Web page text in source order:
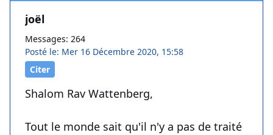
joël
Messages: 264
Posté le: Mer 16 Décembre 2020, 15:58
Citer
Shalom Rav Wattenberg,
Tout le monde sait qu'il n'y a pas de traité